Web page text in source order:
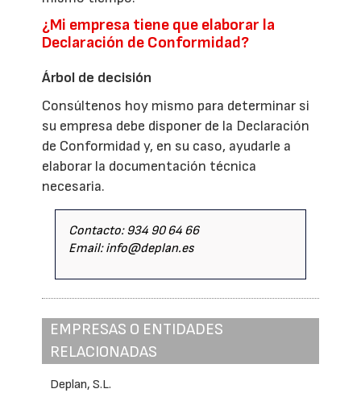
¿Mi empresa tiene que elaborar la
Declaración de Conformidad?
Árbol de decisión
Consúltenos hoy mismo para determinar si
su empresa debe disponer de la Declaración
de Conformidad y, en su caso, ayudarle a
elaborar la documentación técnica
necesaria.
Contacto: 934 90 64 66
Email: info@deplan.es
EMPRESAS O ENTIDADES
RELACIONADAS
Deplan, S.L.